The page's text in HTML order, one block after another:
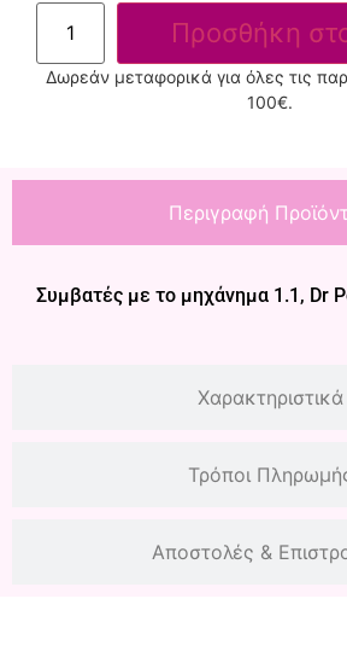
Προσθήκη
Δωρεάν μεταφορικά για όλες τις
100€.
Περιγραφή
Χαρακτηριστικά
Τρόποι
Αποστολές &
Συμβατές με το μηχάνημα 1.1, Dr